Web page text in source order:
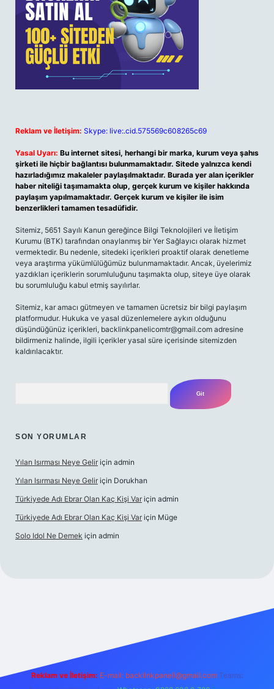
Reklam ve İletişim: Skype: live:.cid.575569c608265c69
Yasal Uyarı: Bu internet sitesi, herhangi bir marka, kurum veya şahıs
şirketi ile hiçbir bağlantısı bulunmamaktadır. Sitede yalnızca kendi
hazırladığımız makaleler paylaşılmaktadır. Burada yer alan içerikler
haber niteliği taşımamakta olup, gerçek kurum ve kişiler hakkında
paylaşım yapılmamaktadır. Gerçek kurum ve kişiler ile isim
benzerlikleri tamamen tesadüfidir.
Sitemiz, 5651 Sayılı Kanun gereğince Bilgi Teknolojileri ve İletişim
Kurumu (BTK) tarafından onaylanmış bir Yer Sağlayıcı olarak hizmet
vermektedir. Bu nedenle, sitedeki içerikleri proaktif olarak denetleme
veya araştırma yükümlülüğümüz bulunmamaktadır. Ancak, üyelerimiz
yazdıkları içeriklerin sorumluluğunu taşımakta olup, siteye üye olarak
bu sorumluluğu kabul etmiş sayılırlar.
Sitemiz, kar amacı gütmeyen ve tamamen ücretsiz bir bilgi paylaşım
platformudur. Hukuka ve yasal düzenlemelere aykırı olduğunu
düşündüğünüz içerikleri, backlinkpanelicomtr@gmail.com adresine
bildirmeniz halinde, ilgili içerikler yasal süre içerisinde sitemizden
kaldırılacaktır.
SON YORUMLAR
Yılan Isırması Neye Gelir için admin
Yılan Isırması Neye Gelir için Dorukhan
Türkiyede Adı Ebrar Olan Kaç Kişi Var için admin
Türkiyede Adı Ebrar Olan Kaç Kişi Var için Müge
Solo Idol Ne Demek için admin
Reklam ve İletişim: E-mail: backlinkpaneli@gmail.com Teams: